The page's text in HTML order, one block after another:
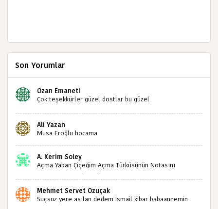
Son Yorumlar
Ozan Emaneti
Çok teşekkürler güzel dostlar bu güzel
sizlerin sayesinde türkülerimiz ölmeyecektir tekrar
teşekkürler saygılarımla
Ali Yazan
Musa Eroğlu hocama
A. Kerim Soley
Açma Yaban Çiçeğim Açma Türküsünün Notasını
Bulabilir miyiz ?İlginiz İçin Şimdiden Teşekkürler.
Mehmet Servet Özuçak
Suçsuz yere asılan dedem İsmail kibar babaannemin